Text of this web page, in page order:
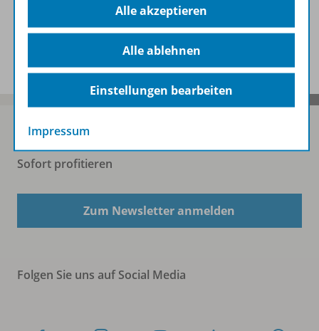
Sofort profitieren
Zum Newsletter anmelden
Folgen Sie uns auf Social Media
Alle akzeptieren
Alle ablehnen
Einstellungen bearbeiten
Impressum